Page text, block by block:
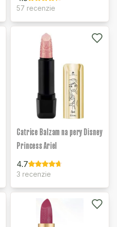
57 recenzie
Catrice Balzam na pery Disney
Princess Ariel
4.7
3 recenzie